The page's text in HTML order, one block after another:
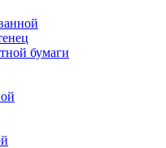
бумаги